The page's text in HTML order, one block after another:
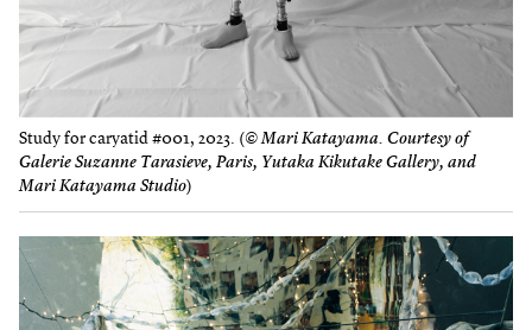
Study for caryatid #001, 2023. (© Mari Katayama. Courtesy of
Galerie Suzanne Tarasieve, Paris, Yutaka Kikutake Gallery, and
Mari Katayama Studio)